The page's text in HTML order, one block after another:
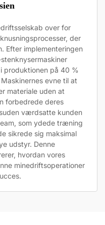
over for
der
Efter implementeringen
produktionen på 40 %
evne til at
materiale uden at
forbedrede deres
værdsatte kunden
som ydede træning
sikrede sig maksimal
udstyr. Denne
hvordan vores
minedriftsoperationer